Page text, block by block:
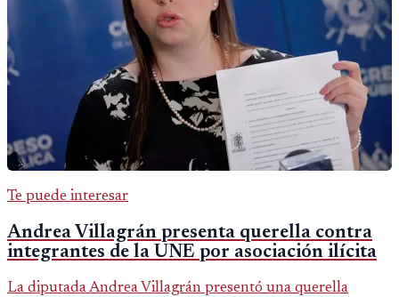
Te puede interesar
Andrea Villagrán presenta querella contra
integrantes de la UNE por asociación ilícita
La diputada Andrea Villagrán presentó una querella